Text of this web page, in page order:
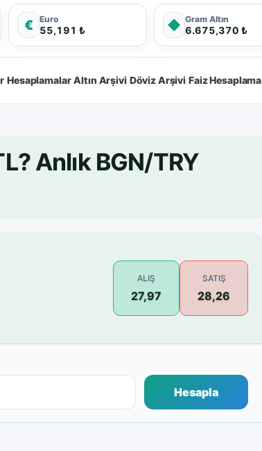
€ Euro
55,191 ₺ ◆ Gram Altın
6.675,370 ₺
Hesaplamalar Altın Arşivi Döviz Arşivi Faiz Hesaplama
Anlık BGN/TRY
ALIŞ
27,97
SATIŞ
28,26
Hesapla